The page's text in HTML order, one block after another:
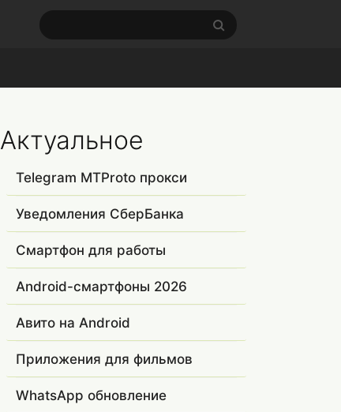
Актуальное
Telegram MTProto прокси
Уведомления СберБанка
Смартфон для работы
Android-смартфоны 2026
Авито на Android
Приложения для фильмов
WhatsApp обновление